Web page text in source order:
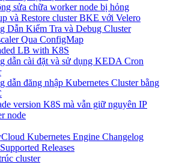
sửa chữa worker node bị hỏng
và Restore cluster BKE với Velero
Dẫn Kiểm Tra và Debug Cluster
Qua ConfigMap
LB with K8S
dẫn cài đặt và sử dụng KEDA Cron
dẫn đăng nhập Kubernetes Cluster bằng
version K8S mà vẫn giữ nguyên IP
node
Kubernetes Engine Changelog
Releases
cluster